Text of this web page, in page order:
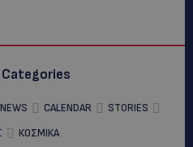
Categories
CALENDAR
STORIES
ΚΟΣΜΙΚΑ